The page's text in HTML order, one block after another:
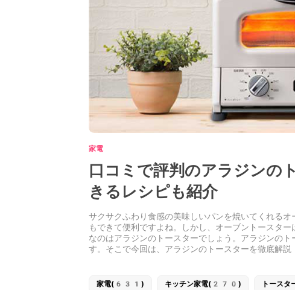
家電
口コミで評判のアラジンの
きるレシピも紹介
サクサクふわり食感の美味しいパンを焼いてくれる
もできて便利ですよね。しかし、オーブントースタ
なのはアラジンのトースターでしょう。アラジンの
す。そこで今回は、アラジンのトースターを徹底解説
家電(631) キッチン家電(270) トース